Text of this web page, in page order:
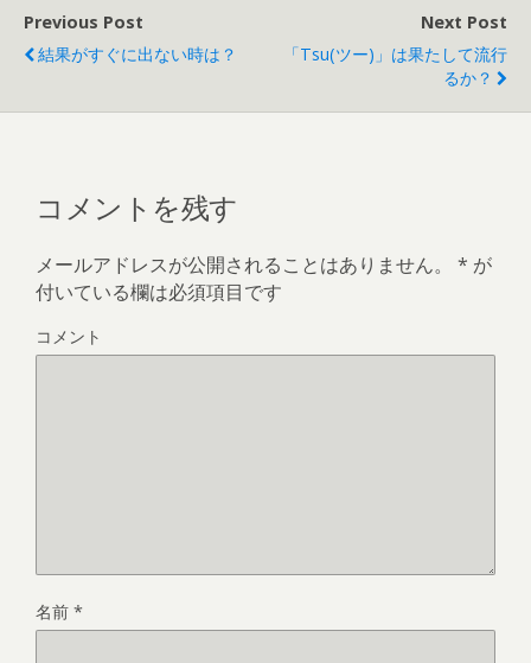
Previous Post
結果がすぐに出ない時は？
Next Post
「Tsu(ツー)」は果たして流行
るか？
コメントを残す
メールアドレスが公開されることはありません。 * が
付いている欄は必須項目です
コメント
名前 *